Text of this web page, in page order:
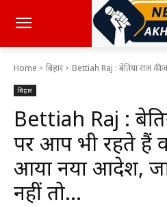
Home बिहार Bettiah Raj : बेतिया राज की
बिहार
Bettiah Raj :
पर आप भी रहते हैं
आया नया आदेश,
नहीं तो…